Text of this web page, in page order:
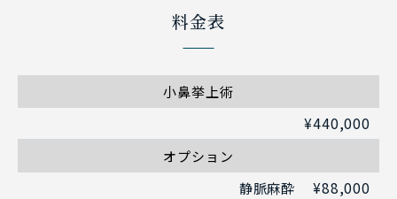
料金表
小鼻挙上術
¥440,000
オプション
静脈麻酔
¥88,000